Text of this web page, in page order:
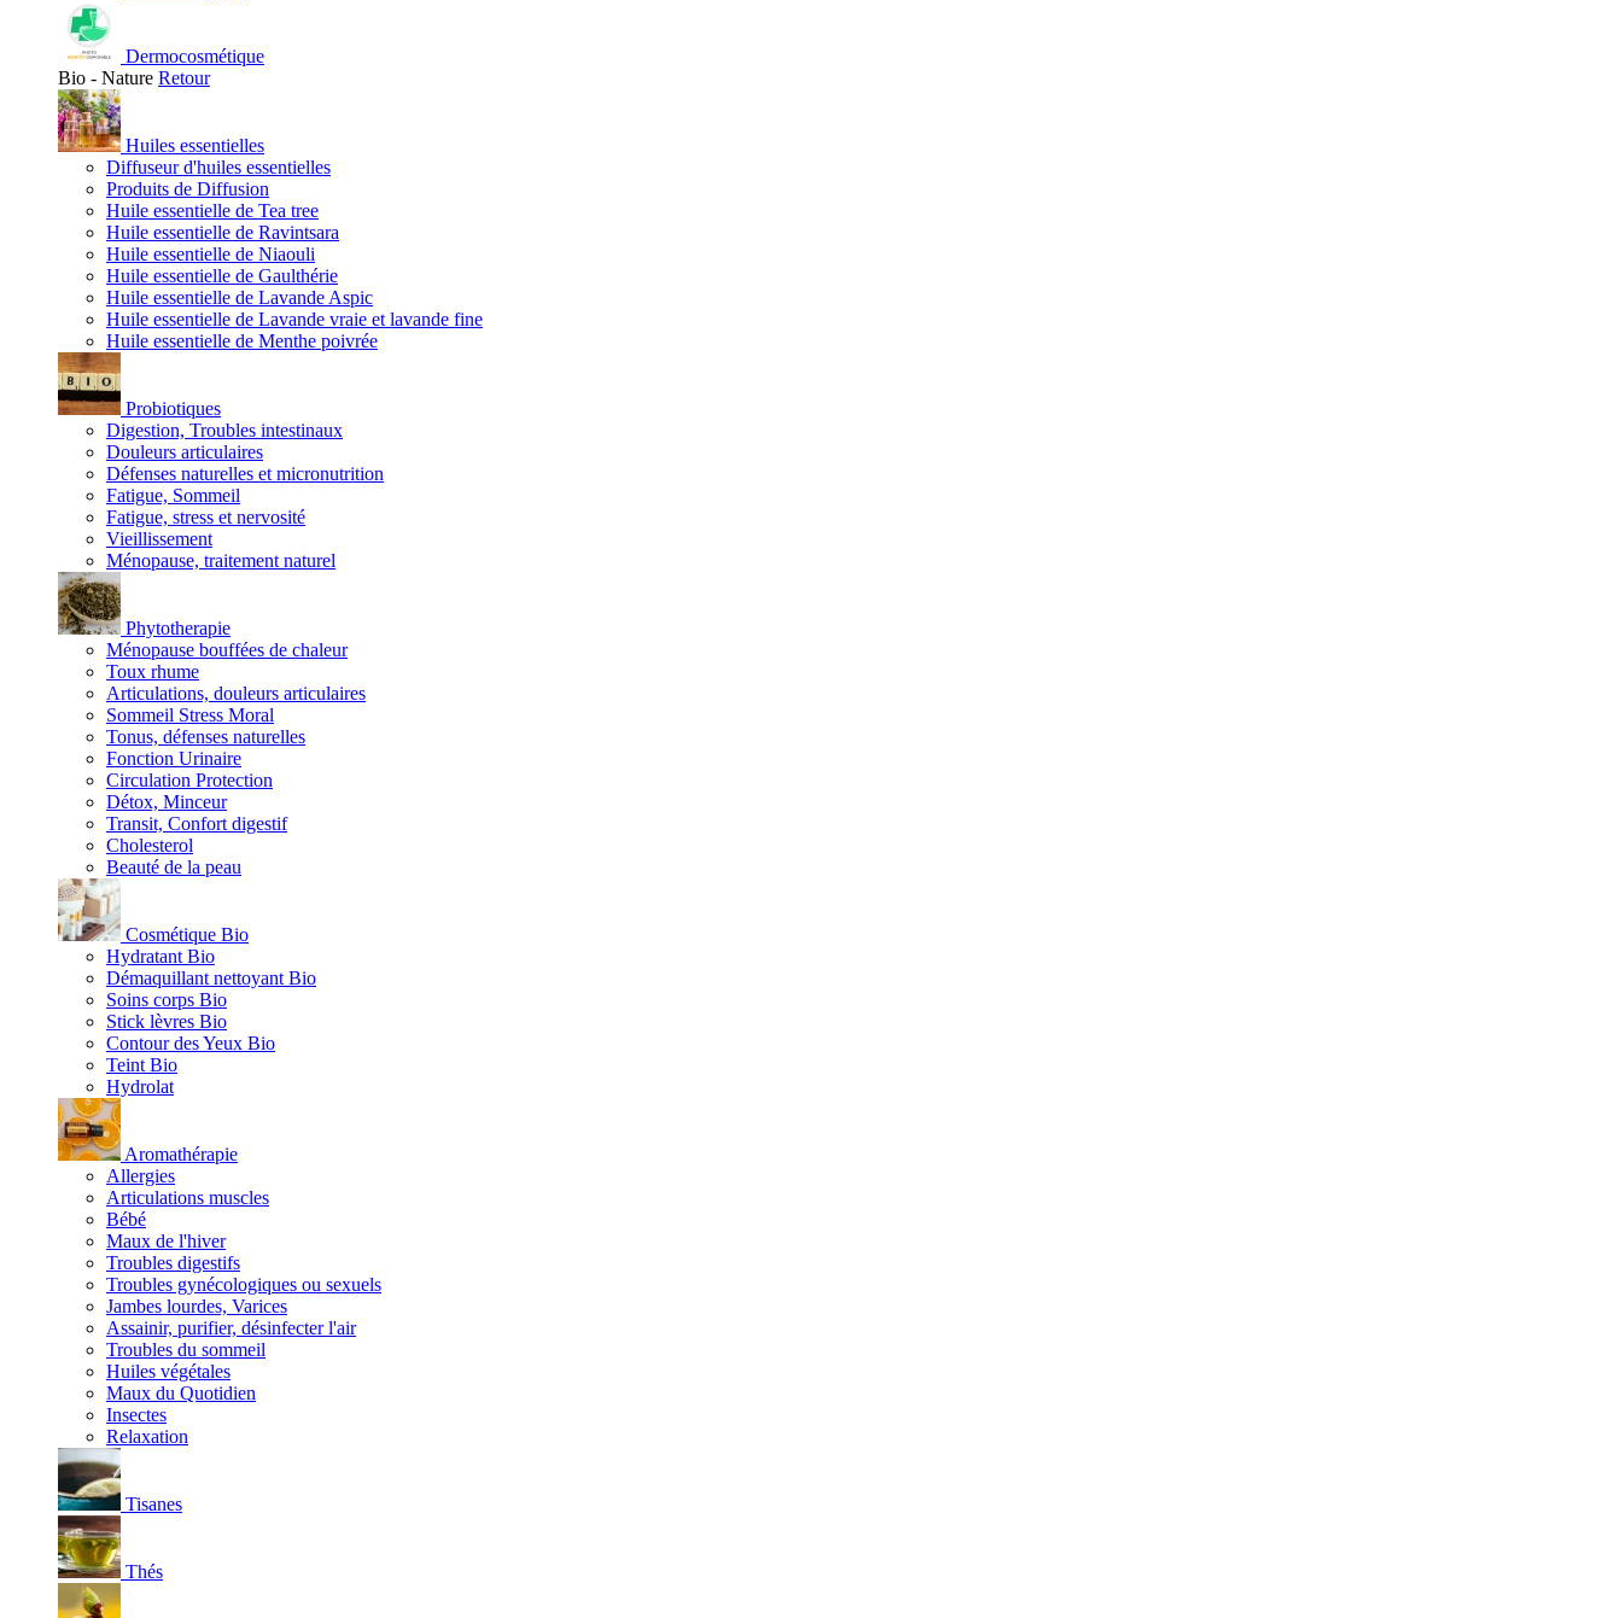
Dermocosmétique
Bio - Nature Retour
Huiles essentielles
Diffuseur d'huiles essentielles
Produits de Diffusion
Huile essentielle de Tea tree
Huile essentielle de Ravintsara
Huile essentielle de Niaouli
Huile essentielle de Gaulthérie
Huile essentielle de Lavande Aspic
Huile essentielle de Lavande vraie et lavande fine
Huile essentielle de Menthe poivrée
Probiotiques
Digestion, Troubles intestinaux
Douleurs articulaires
Défenses naturelles et micronutrition
Fatigue, Sommeil
Fatigue, stress et nervosité
Vieillissement
Ménopause, traitement naturel
Phytotherapie
Ménopause bouffées de chaleur
Toux rhume
Articulations, douleurs articulaires
Sommeil Stress Moral
Tonus, défenses naturelles
Fonction Urinaire
Circulation Protection
Détox, Minceur
Transit, Confort digestif
Cholesterol
Beauté de la peau
Cosmétique Bio
Hydratant Bio
Démaquillant nettoyant Bio
Soins corps Bio
Stick lèvres Bio
Contour des Yeux Bio
Teint Bio
Hydrolat
Aromathérapie
Allergies
Articulations muscles
Bébé
Maux de l'hiver
Troubles digestifs
Troubles gynécologiques ou sexuels
Jambes lourdes, Varices
Assainir, purifier, désinfecter l'air
Troubles du sommeil
Huiles végétales
Maux du Quotidien
Insectes
Relaxation
Tisanes
Thés